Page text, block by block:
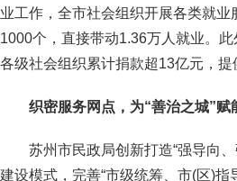
业工作，全市社会组织开展各类就
1000个，直接带动1.36万人就业。
各级社会组织累计捐款超13亿元，提
织密服务网点，为“善治之城”赋
苏州市民政局创新打造“强导向
建设模式，完善“市级统筹、市(区)